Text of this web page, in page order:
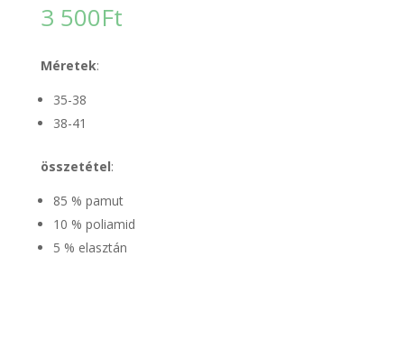
3 500Ft
Méretek:
35-38
38-41
összetétel:
85 % pamut
10 % poliamid
5 % elasztán